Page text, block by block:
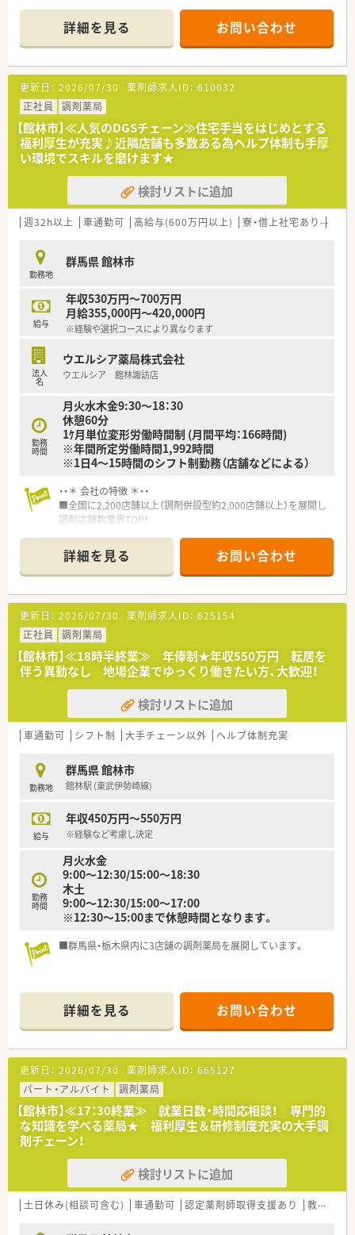
■薬剤師の募集にあたって、自宅通勤のエリア社員と転居を伴う
異動があるナショナル社員の2コースに分かれています。
■勤務薬剤師だけでなく、薬局長や管理職、幹部候補としてのキ
ャリアビジョンも描ける環境です。
■調剤併設店舗でのご勤務の場合、薬剤師は調剤投薬業務が中心
となります。
■「地域の人々の健康を支えたい」という思いを大事にされてい
る方、ぜひご応募ください。
詳細を見る お問い合わせ
更新日： 2026/07/30 薬剤師求人ID： 610032
正社員
調剤薬局
【館林市】≪人気のDGSチェーン≫住宅手当をはじめとする
福利厚生が充実♪近隣店舗も多数ある為ヘルプ体制も手厚
い環境でスキルを磨けます★
検討リストに追加
週32h以上 車通勤可 高給与(600万円以上) 寮・借上社宅あり
勤務地
群馬県 館林市
給与
年収530万円～700万円
月給355,000円～420,000円
※経験や選択コースにより異なります
法人
名
ウエルシア薬局株式会社
ウエルシア 館林諏訪店
勤務
時間
月火水木金9:30～18：30
休憩60分
1ｹ月単位変形労働時間制 (月間平均：166時間)
※年間所定労働時間1,992時間
※1日4～15時間のシフト制勤務（店舗などによる）
・・＊ 会社の特徴 ＊・・
■全国に2,200店舗以上（調剤併設型約2,000店舗以上）を展開し
調剤店舗数業界TOP！
頑張り次第で高給与も可能！
■経験や勤務コースによりますが、経験の少ない方でも500万前
半スタートと業界TOP水準！
■職種や職域に合わせ、豊富な社内研修や外部組織と連携した研
修を用意されています
■薬剤師が中心の会社だからこそ活躍できるキャリアパスが多
種多様に用意されています。
■店舗拡大に伴い、エリアマネジャーや営業部長等のマネジメン
トのポジションも増えます。
■在宅や教育等の専門性を活かせるスペシャリストを目指すこ
とも可能です。
■その他にも、管理部門や商品部門等の本社スタッフなど活動領
域は多種多様です。
■在宅実施店舗は年々増加しており、在宅医療へもしっかりと関
■育児休暇は3歳まで取得が可能で、時短制度は小学5年生まで
時短勤務ができるよう変更予定です。
■年間休日が120日とワークライフバランスが整っています
たくさんあります！
詳細を見る お問い合わせ
更新日： 2026/07/30 薬剤師求人ID： 625154
正社員
調剤薬局
【館林市】≪18時半終業≫ 年俸制★年収550万円 転居を
伴う異動なし 地場企業でゆっくり働きたい方、大歓迎！
検討リストに追加
車通勤可 シフト制 大手チェーン以外 ヘルプ体制充実
勤務地
群馬県 館林市
館林駅 (東武伊勢崎線)
給与
年収450万円～550万円
※経験など考慮し決定
勤務
時間
月火水金
9:00～12:30/15:00～18:30
木土
9:00～12:30/15:00～17:00
※12:30～15:00まで休憩時間となります。
■群馬県・栃木県内に3店舗の調剤薬局を展開しています。
詳細を見る お問い合わせ
更新日： 2026/07/30 薬剤師求人ID： 665127
パート・アルバイト
調剤薬局
【館林市】≪17：30終業≫ 就業日数・時間応相談！ 専門的
な知識を学べる薬局★ 福利厚生＆研修制度充実の大手調
剤チェーン！
検討リストに追加
土日休み(相談可含む) 車通勤可 認定薬剤師取得支援あり 教育制度あり